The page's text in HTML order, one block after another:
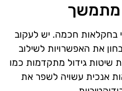
מתמשך
בחקלאות חכמה. יש לעקוב
את האפשרויות לשילוב
שיטות גידול מתקדמות כמו
אנכית עשויה לשפר את